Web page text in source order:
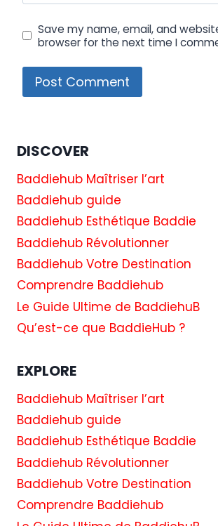
Save my name, email, and
browser for the next time I
DISCOVER
Baddiehub Maîtriser l’art
Baddiehub guide
Baddiehub Esthétique Baddie
Baddiehub Révolutionner
Baddiehub Votre Destination
Comprendre Baddiehub
Le Guide Ultime de BaddiehuB
Qu’est-ce que BaddieHub ?
EXPLORE
Baddiehub Maîtriser l’art
Baddiehub guide
Baddiehub Esthétique Baddie
Baddiehub Révolutionner
Baddiehub Votre Destination
Comprendre Baddiehub